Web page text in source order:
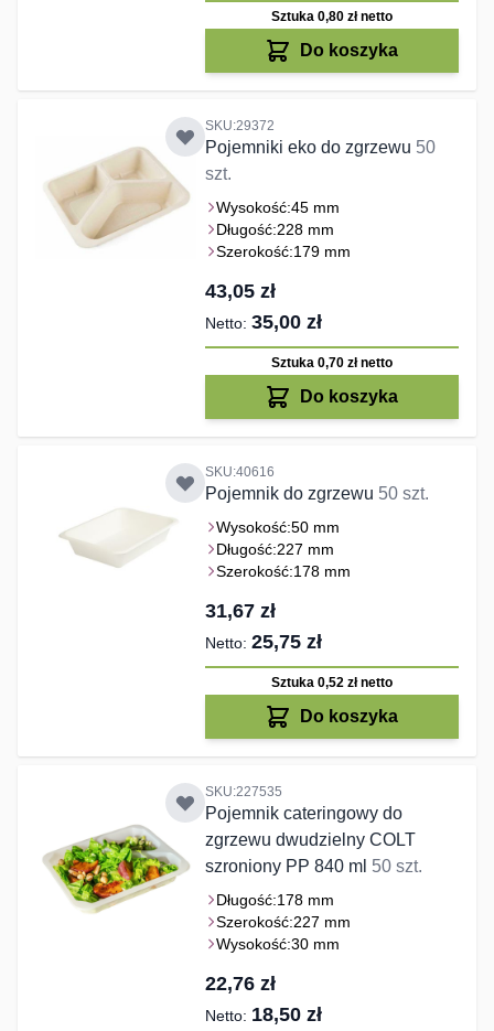
Sztuka 0,80 złnetto
Do koszyka
SKU:29372
Pojemniki eko do zgrzewu 50
szt.
Wysokość:45 mm
Długość:228 mm
Szerokość:179 mm
43,05 zł
35,00 zł
Sztuka 0,70 złnetto
Do koszyka
SKU:40616
Pojemnik do zgrzewu 50 szt.
Wysokość:50 mm
Długość:227 mm
Szerokość:178 mm
31,67 zł
25,75 zł
Sztuka 0,52 złnetto
Do koszyka
SKU:227535
Pojemnik cateringowy do
zgrzewu dwudzielny COLT
szroniony PP 840 ml 50 szt.
Długość:178 mm
Szerokość:227 mm
Wysokość:30 mm
22,76 zł
18,50 zł